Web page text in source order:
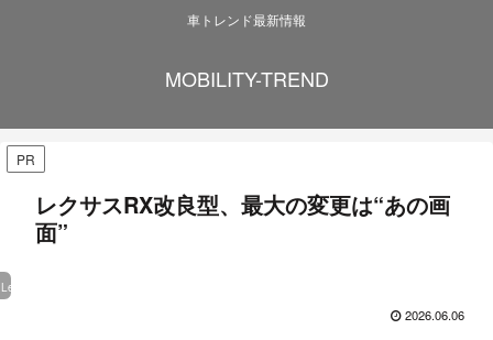
車トレンド最新情報
MOBILITY-TREND
PR
レクサスRX改良型、最大の変更は“あの画
面”
Lexus
2026.06.06